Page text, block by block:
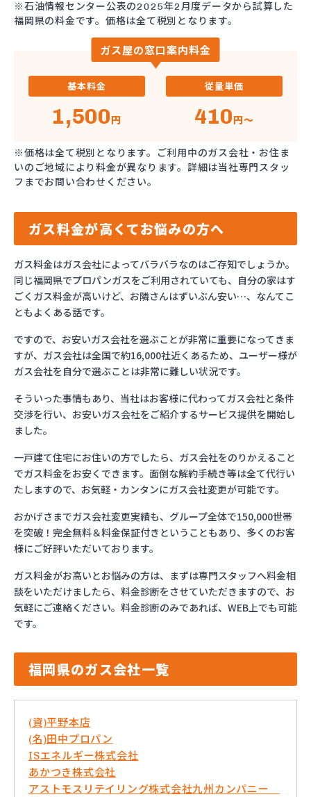
※石油情報センター公表の2025年2月度データから試算した
福岡県の料金です。価格は全て税別となります。
ガス屋の窓口案内料金
基本料金
1,500円
従量単価
410円～
※価格は全て税別となります。ご利用中のガス会社・お住ま
いのご地域により料金が異なります。詳細は当社専門スタッ
フまでお問い合わせください。
ガス料金が高くてお悩みの方へ
ガス料金はガス会社によってバラバラなのはご存知でしょうか。
同じ福岡県でプロパンガスをご利用されていても、自分の家はす
ごくガス料金が高いけど、お隣さんはずいぶん安い…、なんてこ
ともよくある話です。
ですので、お安いガス会社を選ぶことが非常に重要になってきま
すが、ガス会社は全国で約16,000社近くあるため、ユーザー様が
ガス会社を自分で選ぶことは非常に難しい状況です。
そういった事情もあり、当社はお客様に代わってガス会社と条件
交渉を行い、お安いガス会社をご紹介するサービス提供を開始し
ました。
一戸建て住宅にお住いの方でしたら、ガス会社をのりかえること
でガス料金をお安くできます。面倒な解約手続き等は全て代行い
たしますので、お気軽・カンタンにガス会社変更が可能です。
おかげさまでガス会社変更実績も、グループ全体で150,000世帯
を突破！完全無料＆料金保証付きということもあり、多くのお客
様にご好評いただいております。
ガス料金がお高いとお悩みの方は、まずは専門スタッフへ料金相
談をいただけましたら、料金診断をさせていただきますので、お
気軽にご連絡ください。料金診断のみであれば、WEB上でも可能
です。
福岡県のガス会社一覧
(資)平野本店
(名)田中プロパン
ISエネルギー株式会社
あかつき株式会社
アストモスリテイリング株式会社九州カンパニー